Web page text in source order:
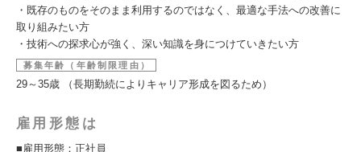
・既存のものをそのまま利用するのではなく、最適な手法への改善に
取り組みたい方
・技術への探求心が強く、深い知識を身につけていきたい方
募集年齢（年齢制限理由）
29～35歳 （長期勤続によりキャリア形成を図るため）
雇用形態は
■雇用形態：正社員